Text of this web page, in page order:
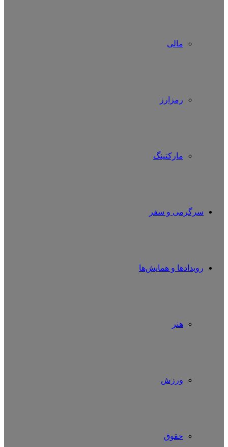
مالی
رمزارز
مارکتینگ
سرگرمی و سفر
رویدادها و همایش‌ها
هنر
ورزش
حقوق